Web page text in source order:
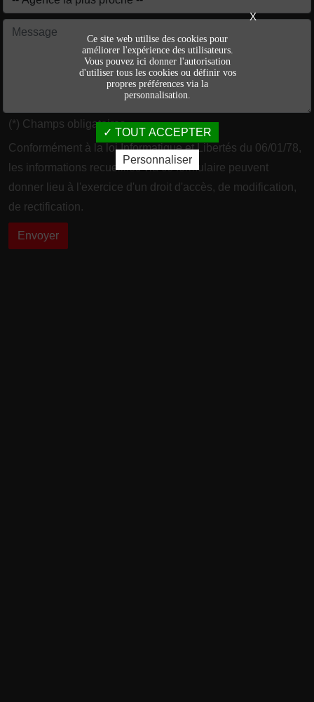
(*) Champs obligatoires
Conformément à la loi Informatique et Libertés du 06/01/78,
les informations recueillies via ce formulaire peuvent
donner lieu à l'exercice d'un droit d'accès, de modification,
de rectification.
Envoyer
X
Ce site web utilise des cookies pour
améliorer l'expérience des utilisateurs.
Vous pouvez ici donner l'autorisation
d'utiliser tous les cookies ou définir vos
propres préférences via la
personnalisation.
TOUT ACCEPTER
Personnaliser